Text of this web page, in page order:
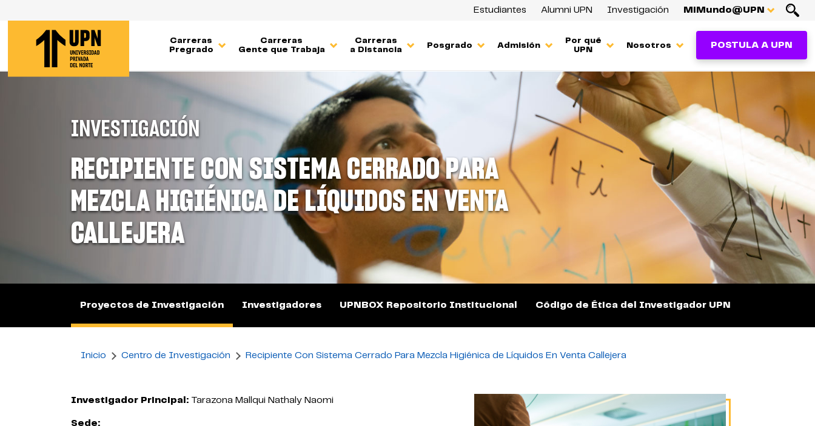
contenido
principal
Estudiantes Alumni UPN Investigación MiMundo@UPN
Carreras
Pregrado
Carreras
Gente que Trabaja
Carreras
a Distancia
Posgrado Admisión
Por qué
UPN
Nosotros POSTULA A UPN
INVESTIGACIÓN
RECIPIENTE CON SISTEMA CERRADO PARA
MEZCLA HIGIÉNICA DE LÍQUIDOS EN VENTA
CALLEJERA
Proyectos de Investigación Investigadores UPNBOX Repositorio Institucional Código de Ética del Investigador UPN
Inicio Centro de Investigación Recipiente Con Sistema Cerrado Para Mezcla Higiénica de Líquidos En Venta Callejera
Investigador Principal: Tarazona Mallqui Nathaly Naomi
Sede: